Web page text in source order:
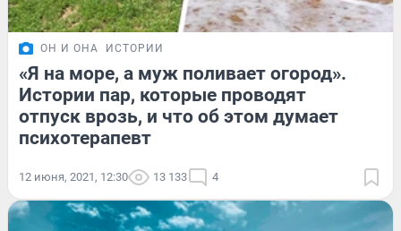
ОН И ОНА ИСТОРИИ
«Я на море, а муж поливает огород».
Истории пар, которые проводят
отпуск врозь, и что об этом думает
психотерапевт
12 июня, 2021, 12:30 13 133 4